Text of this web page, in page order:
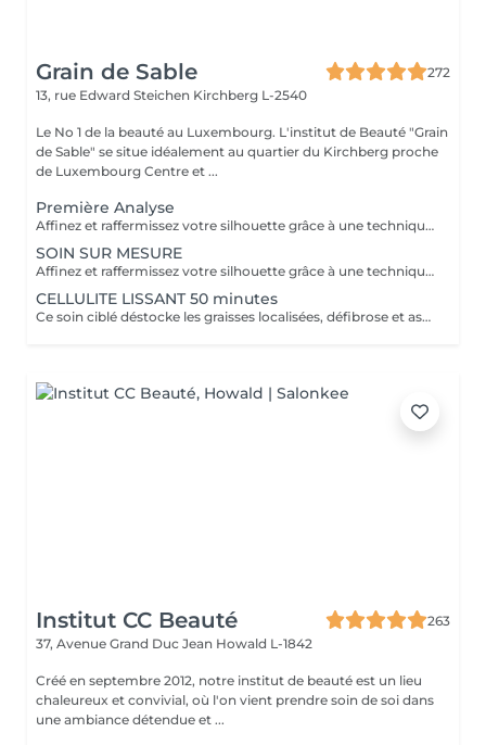
Grain de Sable
272
13, rue Edward Steichen Kirchberg L-2540
Le No 1 de la beauté au Luxembourg. L'institut de Beauté "Grain
de Sable" se situe idéalement au quartier du Kirchberg proche
de Luxembourg Centre et ...
Première Analyse
Affinez et raffermissez votre silhouette grâce à une technique de palper-rouler associée à un système d'aspiration. La dernière génération, le Cellu M6 INFINITY est un programme de soins basés sur la technique " Endermologie ", permettant de stimuler la circulation et les tissus de la peau en profondeur grâce à un système mécanique de palper-rouler. Associant confort et efficacité, cette technique, très proche d'un massage manuel, assouplit les tissus, améliore la circulation veineuse et lymphatique et permet une meilleure élimination des toxines. Les soins du corps Cellu M6 INFINITY permettent de : - déstocker les graisses - lisser la cellulite - raffermir la peau - retrouver des jambes légères
SOIN SUR MESURE
Affinez et raffermissez votre silhouette grâce à une technique de palper-rouler associée à un système d'aspiration. La dernière génération, le Cellu M6 INFINITY est un programme de soins basés sur la technique " Endermologie ", permettant de stimuler la circulation et les tissus de la peau en profondeur grâce à un système mécanique de palper-rouler. Associant confort et efficacité, cette technique, très proche d'un massage manuel, assouplit les tissus, améliore la circulation veineuse et lymphatique et permet une meilleure élimination des toxines. Les soins du corps Cellu M6 INFINITY permettent de : - déstocker les graisses - lisser la cellulite - raffermir la peau - retrouver des jambes légères
CELLULITE LISSANT 50 minutes
Ce soin ciblé déstocke les graisses localisées, défibrose et assouplit les tissus pour traiter efficacement la cellulite adipeuse et fibreuse tout en procurant un grand moment de bien-être.
Institut CC Beauté
263
37, Avenue Grand Duc Jean Howald L-1842
Créé en septembre 2012, notre institut de beauté est un lieu
chaleureux et convivial, où l'on vient prendre soin de soi dans
une ambiance détendue et ...